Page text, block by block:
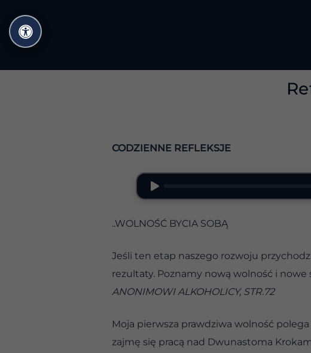
do
treści
CODZIENNE REFLEKSJE
..WOLNOŚĆ BYCIA SOBĄ
Jeśli ten etap naszego rozwoju
rezultaty. Poznamy nową wolność i nowe
ANONIMOWI ALKOHOLICY, STR.72
Moja pierwsza prawdziwa wolność
zajmę się pracą nad Dwunastoma